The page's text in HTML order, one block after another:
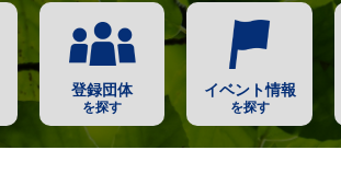
登録団体
を探す
イベント情報
を探す